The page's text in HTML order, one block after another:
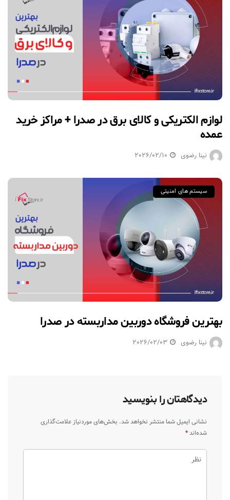
لوازم الکتریکی و کالای برق در صدرا + مراکز خرید
عمده
نینا رضوی 2026/02/10
سیستم های امنیتی
بهترین فروشگاه دوربین مداربسته در صدرا
نینا رضوی 2026/02/03
دیدگاهتان را بنویسید
نشانی ایمیل شما منتشر نخواهد شد. بخش‌های موردنیاز علامت‌گذاری
شده‌اند*